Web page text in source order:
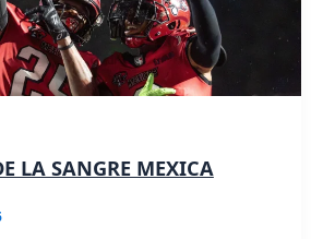
LA SANGRE MEXICA